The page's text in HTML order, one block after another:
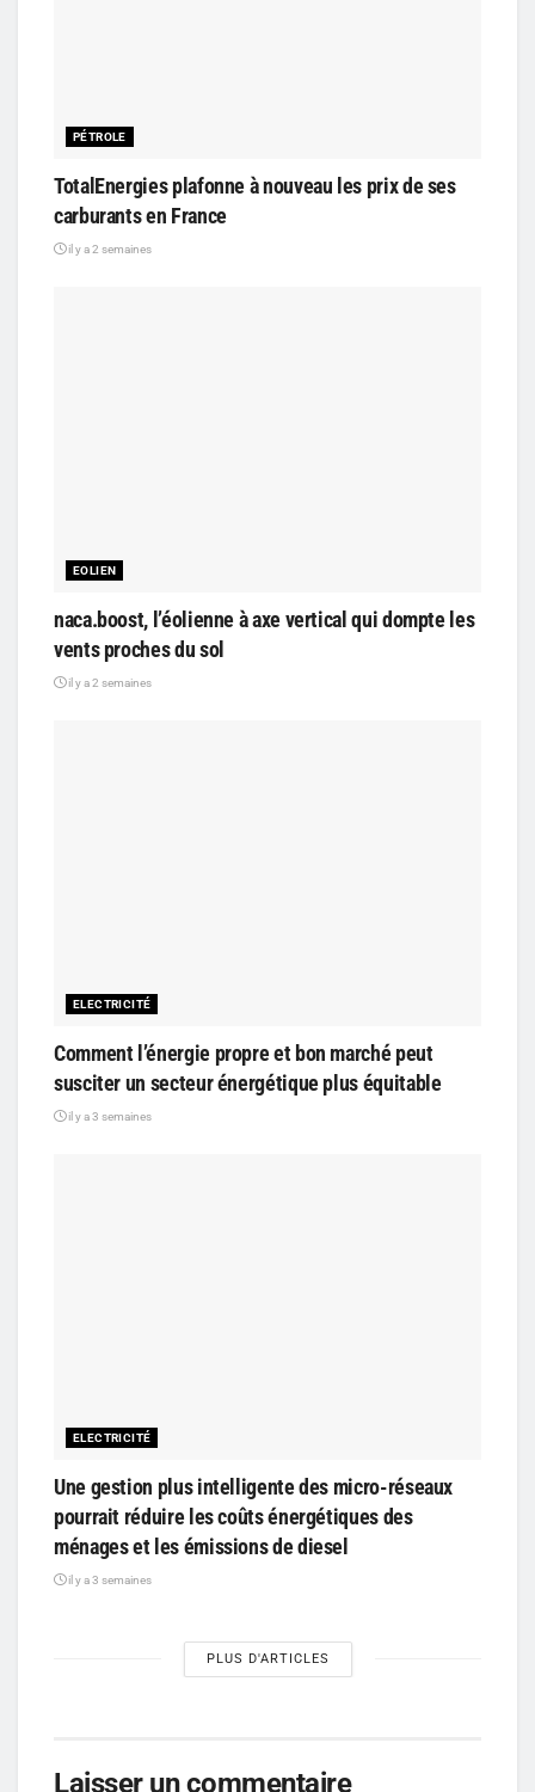
PÉTROLE
TotalEnergies plafonne à nouveau les prix de ses
carburants en France
il y a 2 semaines
EOLIEN
naca.boost, l’éolienne à axe vertical qui dompte les
vents proches du sol
il y a 2 semaines
ELECTRICITÉ
Comment l’énergie propre et bon marché peut
susciter un secteur énergétique plus équitable
il y a 3 semaines
ELECTRICITÉ
Une gestion plus intelligente des micro-réseaux
pourrait réduire les coûts énergétiques des
ménages et les émissions de diesel
il y a 3 semaines
PLUS D'ARTICLES
Laisser un commentaire